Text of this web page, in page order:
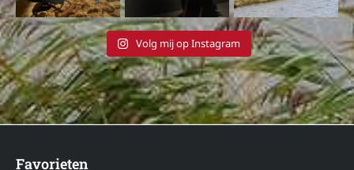
Volg mij op Instagram
Favorieten